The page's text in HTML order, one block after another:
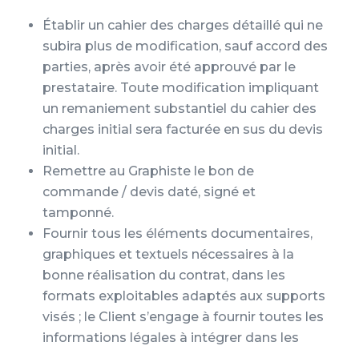
Établir un cahier des charges détaillé qui ne
subira plus de modification, sauf accord des
parties, après avoir été approuvé par le
prestataire. Toute modification impliquant
un remaniement substantiel du cahier des
charges initial sera facturée en sus du devis
initial.
Remettre au Graphiste le bon de
commande / devis daté, signé et
tamponné.
Fournir tous les éléments documentaires,
graphiques et textuels nécessaires à la
bonne réalisation du contrat, dans les
formats exploitables adaptés aux supports
visés ; le Client s’engage à fournir toutes les
informations légales à intégrer dans les